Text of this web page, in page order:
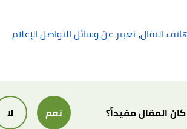
النقال،تعبير عن وسائل التواصل الإعلام
المقال مفيداً؟ نعم لا